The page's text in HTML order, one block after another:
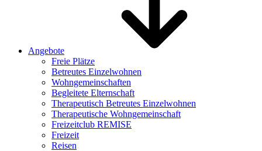
Angebote
Freie Plätze
Betreutes Einzelwohnen
Wohngemeinschaften
Begleitete Elternschaft
Therapeutisch Betreutes Einzelwohnen
Therapeutische Wohngemeinschaft
Freizeitclub REMISE
Freizeit
Reisen